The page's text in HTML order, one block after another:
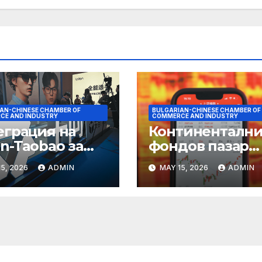
CHINESE CHAMBER OF
AND INDUSTRY
на
Taobao за
на
618
2026 ADMIN
BULGARIAN-CHINESE CHAMBER OF
COMMERCE AND INDUSTRY
фондов пазар
достига 11-
годишен връх
MAY 15, 2026 ADMIN